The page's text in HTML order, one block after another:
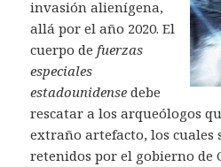
invasión alienígena,
allá por el año 2020. El
cuerpo defuerzas
especiales
estadounidense debe
rescatar a los arqueólogos
extraño artefacto, los cuales
retenidos por el gobierno de